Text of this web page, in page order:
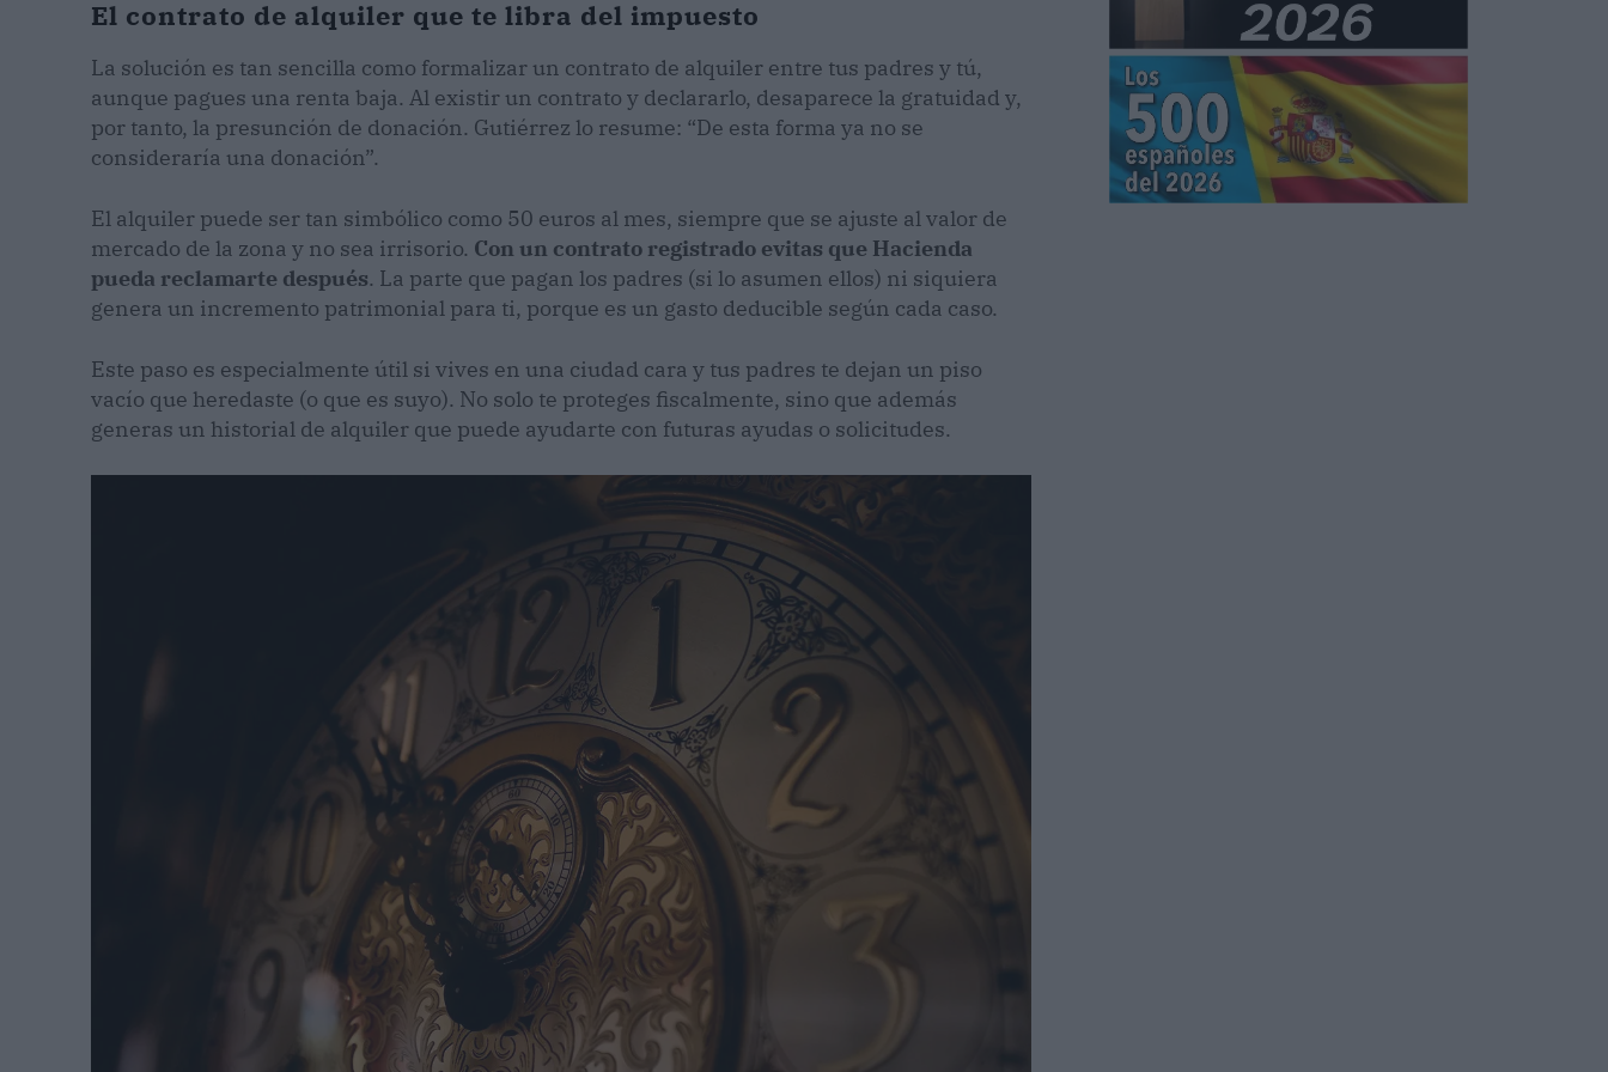
El contrato de alquiler que te libra del impuesto
La solución es tan sencilla como formalizar un contrato de alquiler entre tus padres y tú,
aunque pagues una renta baja. Al existir un contrato y declararlo, desaparece la gratuidad y,
por tanto, la presunción de donación. Gutiérrez lo resume: “De esta forma ya no se
consideraría una donación”.
El alquiler puede ser tan simbólico como 50 euros al mes, siempre que se ajuste al valor de
mercado de la zona y no sea irrisorio. Con un contrato registrado evitas que Hacienda
pueda reclamarte después. La parte que pagan los padres (si lo asumen ellos) ni siquiera
genera un incremento patrimonial para ti, porque es un gasto deducible según cada caso.
Este paso es especialmente útil si vives en una ciudad cara y tus padres te dejan un piso
vacío que heredaste (o que es suyo). No solo te proteges fiscalmente, sino que además
generas un historial de alquiler que puede ayudarte con futuras ayudas o solicitudes.